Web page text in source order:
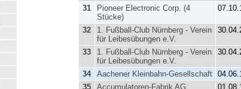
31
Pioneer Electronic Corp. (4
Stücke)
32
1. Fußball-Club Nürnberg - Verein
für Leibesübungen e.V.
33
1. Fußball-Club Nürnberg - Verein
für Leibesübungen e.V.
34 Aachener Kleinbahn-Gesellschaft
35
Accumulatoren-Fabrik AG